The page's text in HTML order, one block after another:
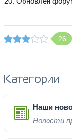
26
Категории
Наши
Новости